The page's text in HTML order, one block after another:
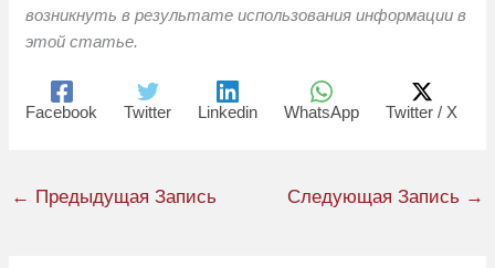
возникнуть в результате использования информации в
этой статье.
Facebook Twitter Linkedin WhatsApp Twitter / X
← Предыдущая Запись Следующая Запись →